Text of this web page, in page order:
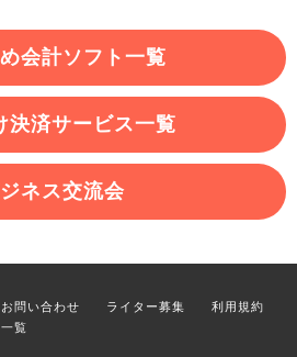
会計ソフト一覧
決済サービス一覧
ネス交流会
お問い合わせ ライター募集
利用規約
覧